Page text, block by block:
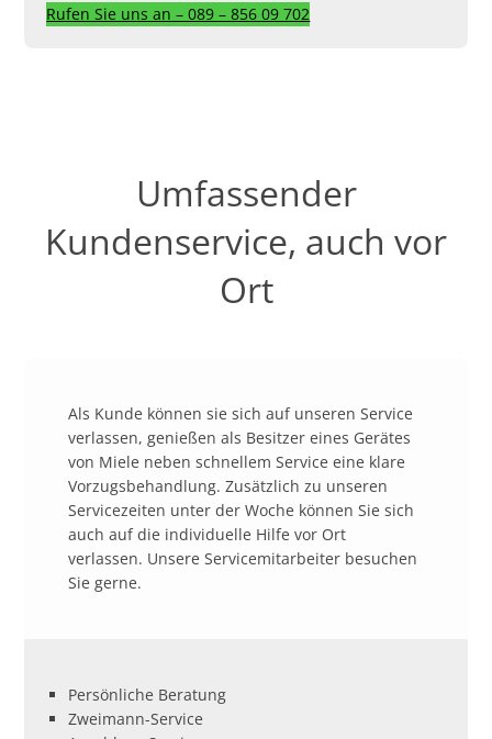
Rufen Sie uns an – 089 – 856 09 702
Umfassender
Kundenservice, auch vor
Ort
Als Kunde können sie sich auf unseren Service
verlassen, genießen als Besitzer eines Gerätes
von Miele neben schnellem Service eine klare
Vorzugsbehandlung. Zusätzlich zu unseren
Servicezeiten unter der Woche können Sie sich
auch auf die individuelle Hilfe vor Ort
verlassen. Unsere Servicemitarbeiter besuchen
Sie gerne.
Persönliche Beratung
Zweimann-Service